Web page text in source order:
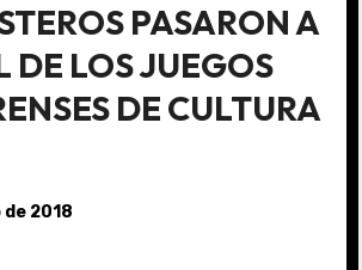
PASARON A
DE LOS JUEGOS
DE CULTURA
2018